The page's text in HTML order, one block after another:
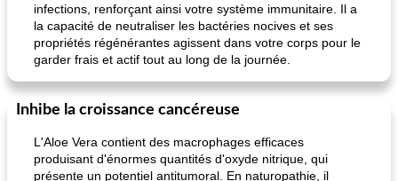
infections, renforçant ainsi votre système immunitaire. Il a
la capacité de neutraliser les bactéries nocives et ses
propriétés régénérantes agissent dans votre corps pour le
garder frais et actif tout au long de la journée.
Inhibe la croissance cancéreuse
L'Aloe Vera contient des macrophages efficaces
produisant d'énormes quantités d'oxyde nitrique, qui
présente un potentiel antitumoral. En naturopathie, il